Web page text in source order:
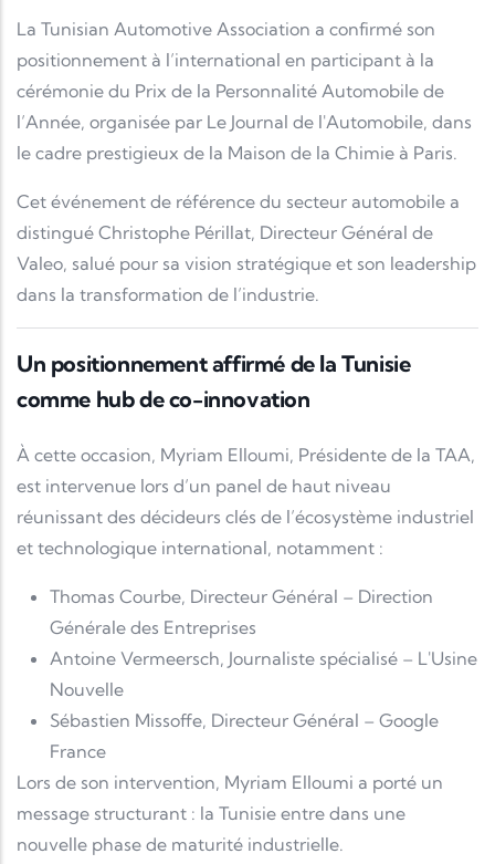
La Tunisian Automotive Association a confirmé son
positionnement à l’international en participant à la
cérémonie du Prix de la Personnalité Automobile de
l’Année, organisée par Le Journal de l'Automobile, dans
le cadre prestigieux de la Maison de la Chimie à Paris.
Cet événement de référence du secteur automobile a
distingué Christophe Périllat, Directeur Général de
Valeo, salué pour sa vision stratégique et son leadership
dans la transformation de l’industrie.
Un positionnement affirmé de la Tunisie
comme hub de co-innovation
À cette occasion, Myriam Elloumi, Présidente de la TAA,
est intervenue lors d’un panel de haut niveau
réunissant des décideurs clés de l’écosystème industriel
et technologique international, notamment :
Thomas Courbe, Directeur Général – Direction
Générale des Entreprises
Antoine Vermeersch, Journaliste spécialisé – L'Usine
Nouvelle
Sébastien Missoffe, Directeur Général – Google
France
Lors de son intervention, Myriam Elloumi a porté un
message structurant : la Tunisie entre dans une
nouvelle phase de maturité industrielle.